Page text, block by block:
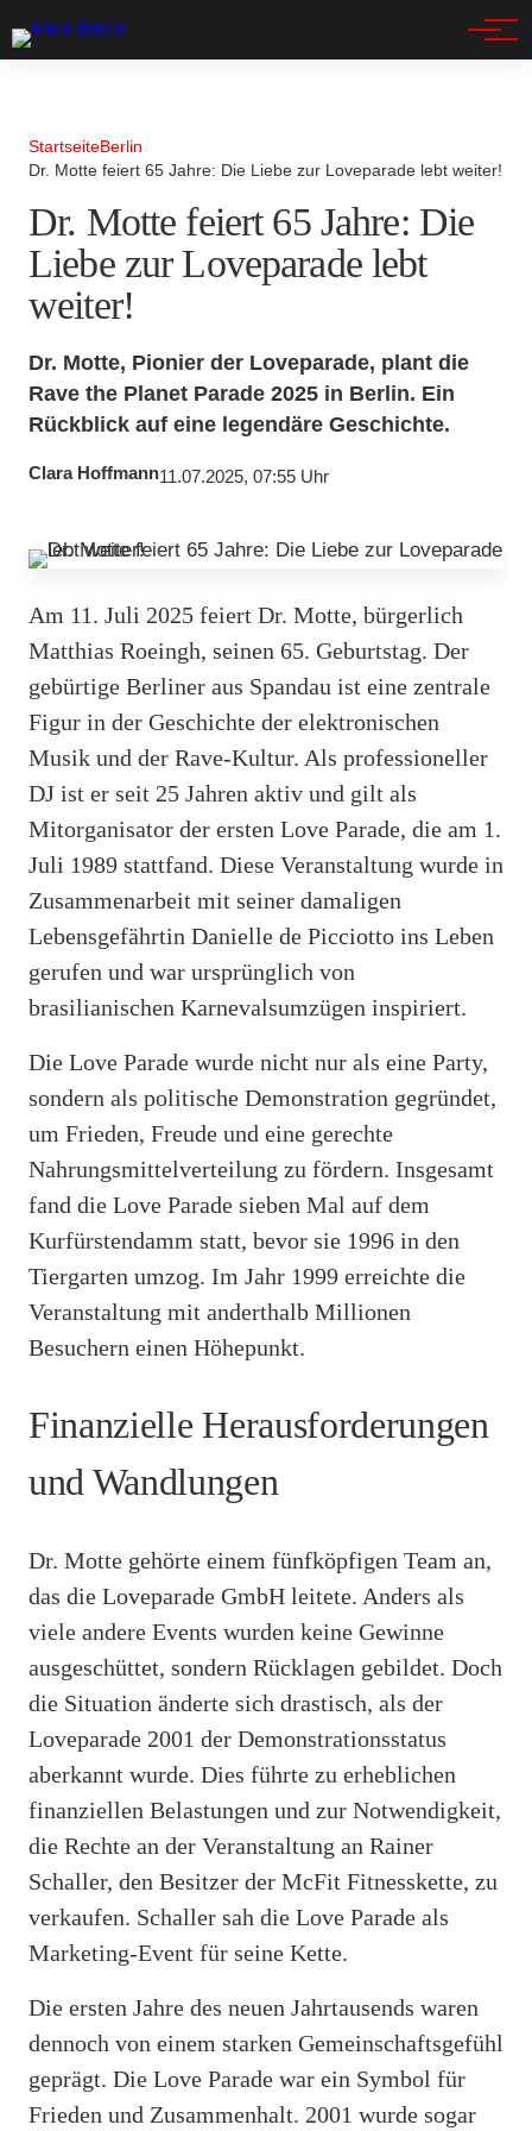
StartseiteBerlin
Dr. Motte feiert 65 Jahre: Die Liebe zur Loveparade lebt weiter!
Dr. Motte feiert 65 Jahre: Die
Liebe zur Loveparade lebt
weiter!
Dr. Motte, Pionier der Loveparade, plant die
Rave the Planet Parade 2025 in Berlin. Ein
Rückblick auf eine legendäre Geschichte.
Clara Hoffmann11.07.2025, 07:55 Uhr
Am 11. Juli 2025 feiert Dr. Motte, bürgerlich
Matthias Roeingh, seinen 65. Geburtstag. Der
gebürtige Berliner aus Spandau ist eine zentrale
Figur in der Geschichte der elektronischen
Musik und der Rave-Kultur. Als professioneller
DJ ist er seit 25 Jahren aktiv und gilt als
Mitorganisator der ersten Love Parade, die am 1.
Juli 1989 stattfand. Diese Veranstaltung wurde in
Zusammenarbeit mit seiner damaligen
Lebensgefährtin Danielle de Picciotto ins Leben
gerufen und war ursprünglich von
brasilianischen Karnevalsumzügen inspiriert.
Die Love Parade wurde nicht nur als eine Party,
sondern als politische Demonstration gegründet,
um Frieden, Freude und eine gerechte
Nahrungsmittelverteilung zu fördern. Insgesamt
fand die Love Parade sieben Mal auf dem
Kurfürstendamm statt, bevor sie 1996 in den
Tiergarten umzog. Im Jahr 1999 erreichte die
Veranstaltung mit anderthalb Millionen
Besuchern einen Höhepunkt.
Finanzielle Herausforderungen
und Wandlungen
Dr. Motte gehörte einem fünfköpfigen Team an,
das die Loveparade GmbH leitete. Anders als
viele andere Events wurden keine Gewinne
ausgeschüttet, sondern Rücklagen gebildet. Doch
die Situation änderte sich drastisch, als der
Loveparade 2001 der Demonstrationsstatus
aberkannt wurde. Dies führte zu erheblichen
finanziellen Belastungen und zur Notwendigkeit,
die Rechte an der Veranstaltung an Rainer
Schaller, den Besitzer der McFit Fitnesskette, zu
verkaufen. Schaller sah die Love Parade als
Marketing-Event für seine Kette.
Die ersten Jahre des neuen Jahrtausends waren
dennoch von einem starken Gemeinschaftsgefühl
geprägt. Die Love Parade war ein Symbol für
Frieden und Zusammenhalt. 2001 wurde sogar